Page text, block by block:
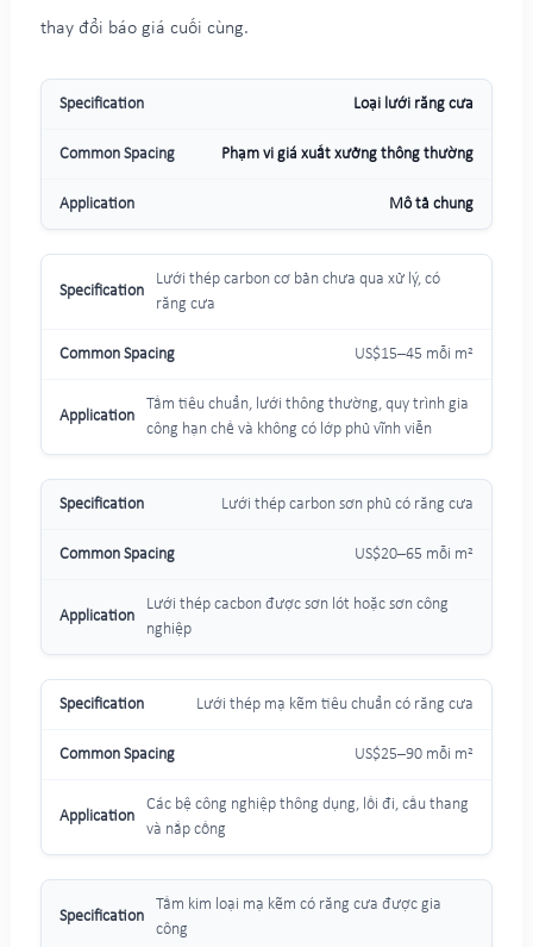
thay đổi báo giá cuối cùng.
Loại lưới răng cưa
Phạm vi giá xuất xưởng thông thường
Mô tả chung
Lưới thép carbon cơ bản chưa qua xử lý, có
răng cưa
US$15–45 mỗi m²
Tấm tiêu chuẩn, lưới thông thường, quy trình gia
công hạn chế và không có lớp phủ vĩnh viễn
Lưới thép carbon sơn phủ có răng cưa
US$20–65 mỗi m²
Lưới thép cacbon được sơn lót hoặc sơn công
nghiệp
Lưới thép mạ kẽm tiêu chuẩn có răng cưa
US$25–90 mỗi m²
Các bệ công nghiệp thông dụng, lối đi, cầu thang
và nắp cống
Tấm kim loại mạ kẽm có răng cưa được gia
công